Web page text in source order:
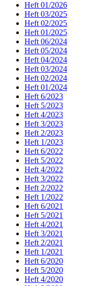
Heft 01/2026
Heft 03/2025
Heft 02/2025
Heft 01/2025
Heft 06/2024
Heft 05/2024
Heft 04/2024
Heft 03/2024
Heft 02/2024
Heft 01/2024
Heft 6/2023
Heft 5/2023
Heft 4/2023
Heft 3/2023
Heft 2/2023
Heft 1/2023
Heft 6/2022
Heft 5/2022
Heft 4/2022
Heft 3/2022
Heft 2/2022
Heft 1/2022
Heft 6/2021
Heft 5/2021
Heft 4/2021
Heft 3/2021
Heft 2/2021
Heft 1/2021
Heft 6/2020
Heft 5/2020
Heft 4/2020